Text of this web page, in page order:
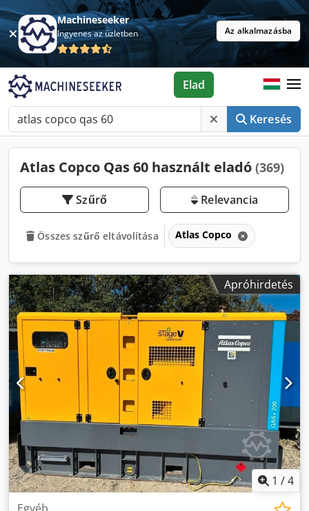
Machineseeker
Ingyenes az üzletben Az alkalmazásba
Keresés
Elad
Atlas Copco Qas 60 használt eladó (369)
Szűrő Relevancia
Összes szűrő eltávolítása Atlas Copco
Apróhirdetés
1 /4